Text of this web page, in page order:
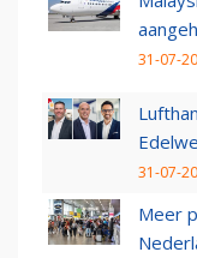
31-07-
31-07-
Meer